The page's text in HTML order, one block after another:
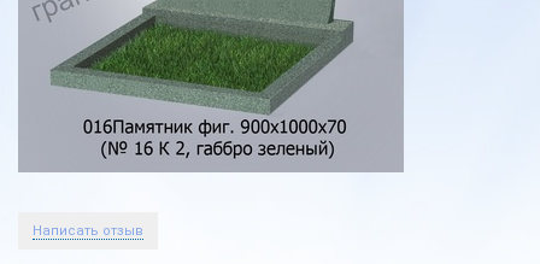
Элитные памятники
Памятники из мраморной крошки
Гранитные памятники
Как заказать памятник
Написать отзыв